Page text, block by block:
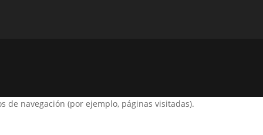
navegación (por ejemplo, páginas visitadas).